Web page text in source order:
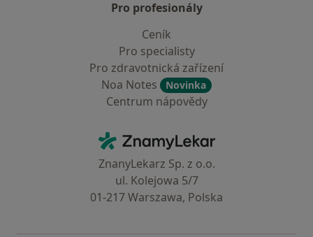
Pro profesionály
Ceník
Pro specialisty
Pro zdravotnická zařízení
Noa Notes
Novinka
Centrum nápovědy
ZnamyLekar - Hlavní stránka
ZnanyLekarz Sp. z o.o.
ul. Kolejowa 5/7
01-217 Warszawa, Polska